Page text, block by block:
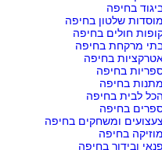
בחיפה
שלטון בחיפה
חולים בחיפה
מרקחת בחיפה
בחיפה
בחיפה
בחיפה
לבית בחיפה
בחיפה
ומשחקים בחיפה
בחיפה
ובידור בחיפה